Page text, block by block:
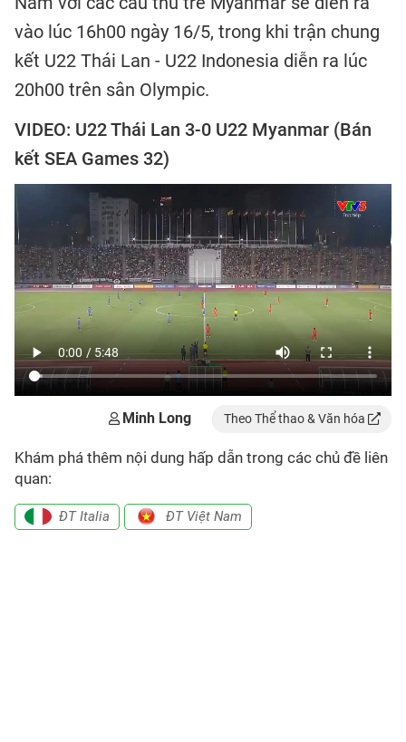
vào lúc 16h00 ngày 16/5, trong khi trận chung
kết U22 Thái Lan - U22 Indonesia diễn ra lúc
20h00 trên sân Olympic.
VIDEO: U22 Thái Lan 3-0 U22 Myanmar (Bán
kết SEA Games 32)
Minh Long Theo Thể thao & Văn hóa
Khám phá thêm nội dung hấp dẫn trong các chủ đề liên
quan:
ĐT Italia ĐT Việt Nam